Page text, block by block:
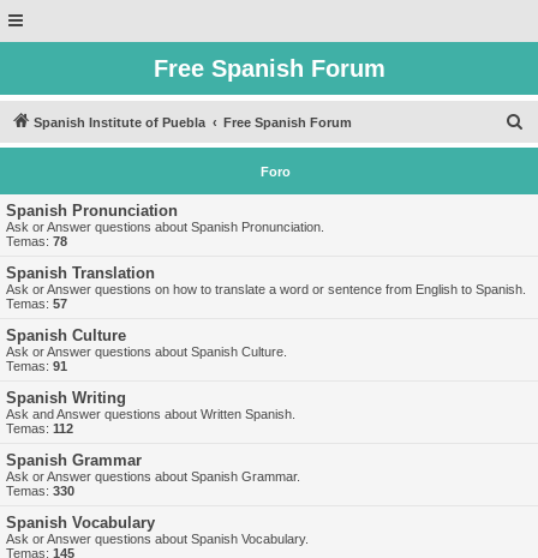
Free Spanish Forum
Spanish Institute of Puebla Free Spanish Forum
u
Foro
Spanish Pronunciation
Ask or Answer questions about Spanish Pronunciation.
Temas: 78
Spanish Translation
Ask or Answer questions on how to translate a word or sentence from English to Spanish.
Temas: 57
Spanish Culture
Ask or Answer questions about Spanish Culture.
Temas: 91
Spanish Writing
Ask and Answer questions about Written Spanish.
Temas: 112
Spanish Grammar
Ask or Answer questions about Spanish Grammar.
Temas: 330
Spanish Vocabulary
Ask or Answer questions about Spanish Vocabulary.
Temas: 145